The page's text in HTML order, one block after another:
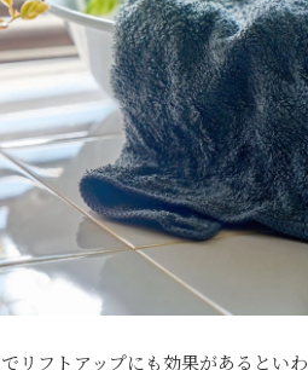
リフトアップにも効果があるといわ